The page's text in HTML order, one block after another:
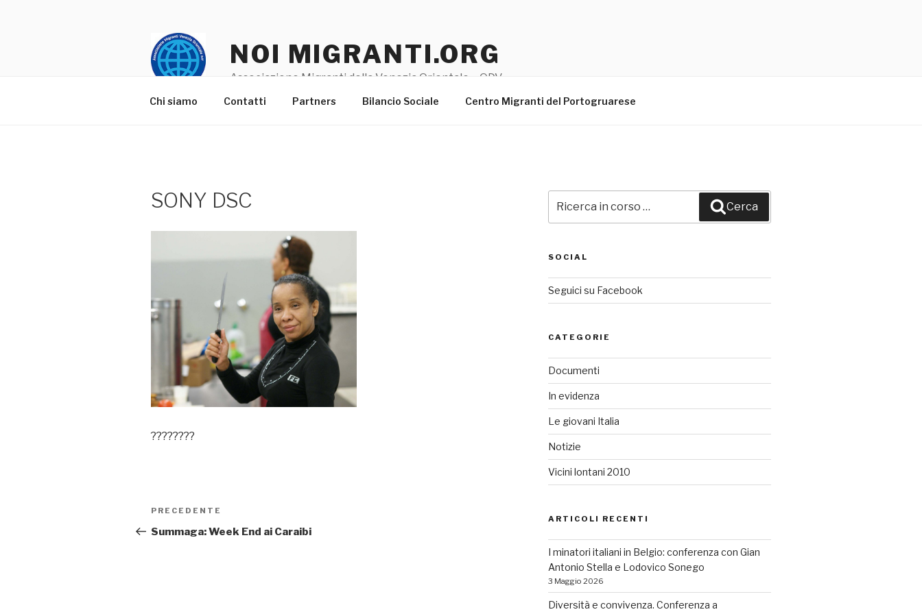
NOI MIGRANTI.ORG
Associazione Migranti della Venezia Orientale – ODV
Chi siamo Contatti Partners Bilancio Sociale Centro Migranti del Portogruarese
SONY DSC
????????
Navigazione
articoli
Articolo
precedente:
PRECEDENTE
Summaga: Week End ai Caraibi
Cerca
SOCIAL
Seguici su Facebook
CATEGORIE
Documenti
In evidenza
Le giovani Italia
Notizie
Vicini lontani 2010
ARTICOLI RECENTI
I minatori italiani in Belgio: conferenza con Gian
Antonio Stella e Lodovico Sonego
3 Maggio 2026
Diversità e convivenza. Conferenza a